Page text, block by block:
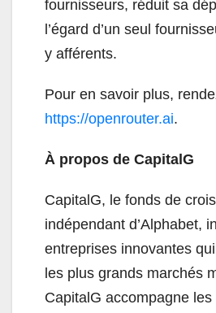
fournisseurs, réduit sa
l’égard d’un seul
y afférents.
Pour en savoir plus,
https://openrouter.ai.
À propos de CapitalG
CapitalG, le fonds de
indépendant d’Alphabet,
entreprises innovantes
les plus grands marchés
CapitalG accompagne